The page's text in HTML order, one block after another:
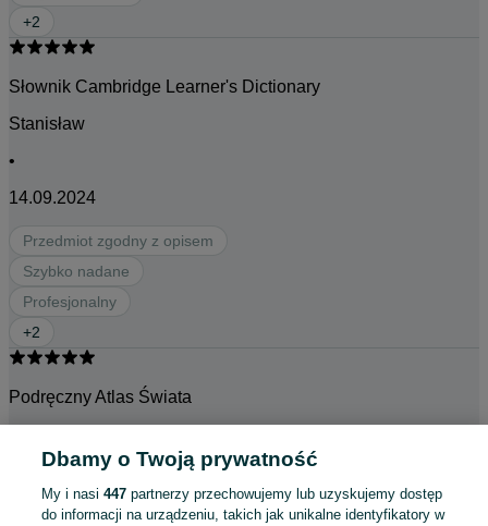
+2
Słownik Cambridge Learner's Dictionary
Stanisław
•
14.09.2024
Przedmiot zgodny z opisem
Szybko nadane
Profesjonalny
+2
Podręczny Atlas Świata
23.08.2024
Dbamy o Twoją prywatność
My i nasi447 partnerzy przechowujemy lub uzyskujemy dostęp
do informacji na urządzeniu, takich jak unikalne identyfikatory w